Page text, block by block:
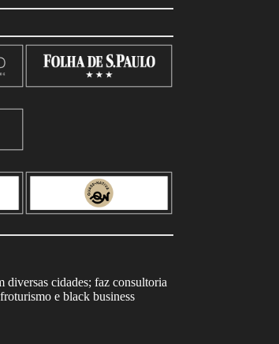
diversas cidades; faz consultoria
e black business